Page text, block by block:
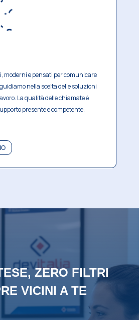
moderni e pensati per comunicare
nella scelta delle soluzioni
La qualità delle chiamate è
presente e competente.
ZERO FILTRI
VICINI A TE